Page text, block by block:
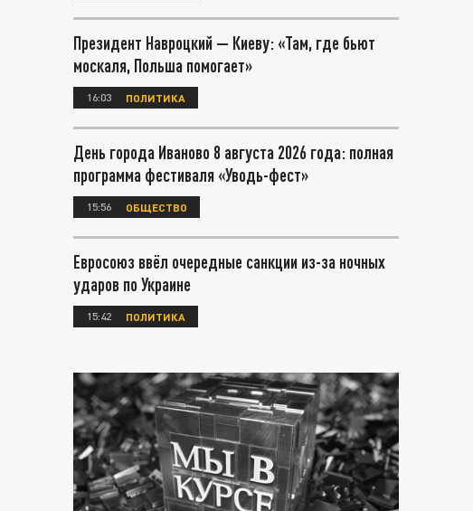
Президент Навроцкий — Киеву: «Там, где бьют
москаля, Польша помогает»
16:03 ПОЛИТИКА
День города Иваново 8 августа 2026 года: полная
программа фестиваля «Уводь-фест»
15:56 ОБЩЕСТВО
Евросоюз ввёл очередные санкции из-за ночных
ударов по Украине
15:42 ПОЛИТИКА